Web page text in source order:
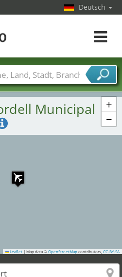
+
−
Leaflet | Map data © OpenStreetMap contributors, CC-BY-SA
Municipal
Deutsch
Toggle
Städte
Branchen